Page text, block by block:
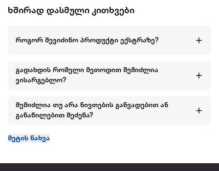
ხშირად დასმული კითხვები
როგორ შევიძინო პროდუქტი ექსტრაზე?
გადახდის რომელი მეთოდით შემიძლია
ვისარგებლო?
შემიძლია თუ არა ნივთების განვადებით ან
განაწილებით შეძენა?
მეტის ნახვა